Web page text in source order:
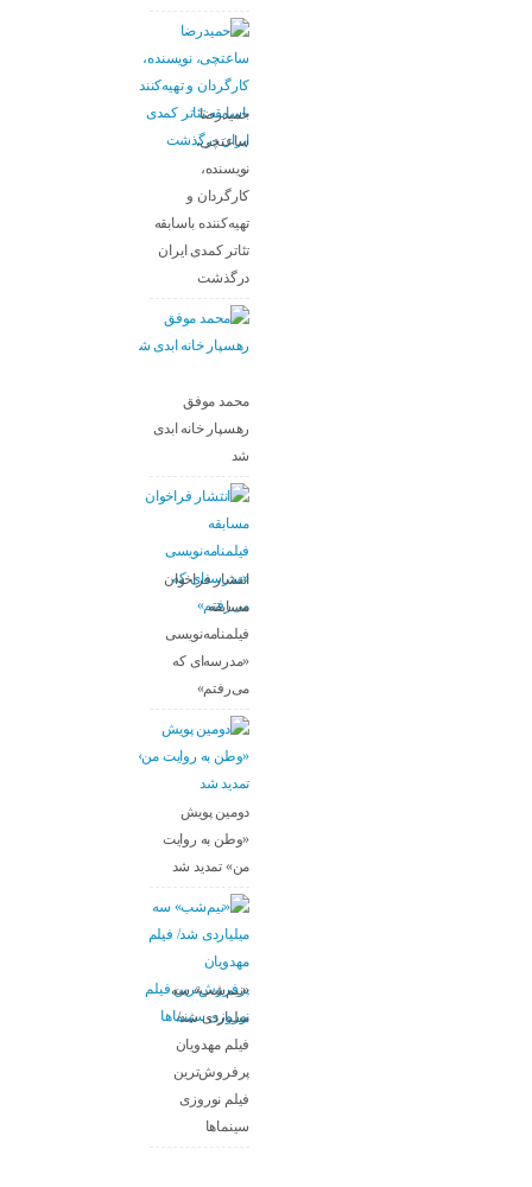
حمیدرضا
ساعتچی،
نویسنده،
کارگردان و
تهیه‌کننده باسابقه
تئاتر کمدی ایران
درگذشت
محمد موفق
رهسپار خانه ابدی
شد
انتشار فراخوان
مسابقه
فیلمنامه‌نویسی
«مدرسه‌ای که
می‌رفتم»
دومین پویش
«وطن به روایت
من» تمدید شد
«نیم‌شب» سه
میلیاردی شد/
فیلم مهدویان
پرفروش‌ترین
فیلم نوروزی
سینماها